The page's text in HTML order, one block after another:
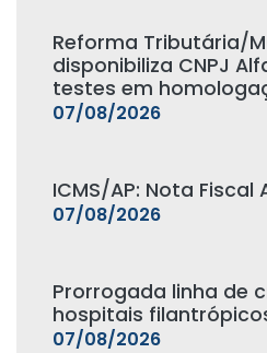
Reforma Tributária/
disponibiliza CNPJ
testes em
07/08/2026
ICMS/AP: Nota Fiscal
07/08/2026
Prorrogada linha de
hospitais
07/08/2026